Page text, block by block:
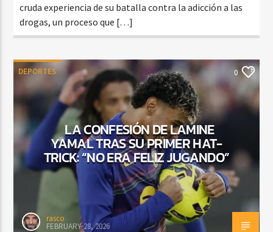
cruda experiencia de su batalla contra la adicción a las
drogas, un proceso que […]
DEPORTES 0
LA CONFESIÓN DE LAMINE
YAMAL TRAS SU PRIMER HAT-
TRICK: “NO ERA FELIZ JUGANDO”
rasco
FEBRUARY 28, 2026